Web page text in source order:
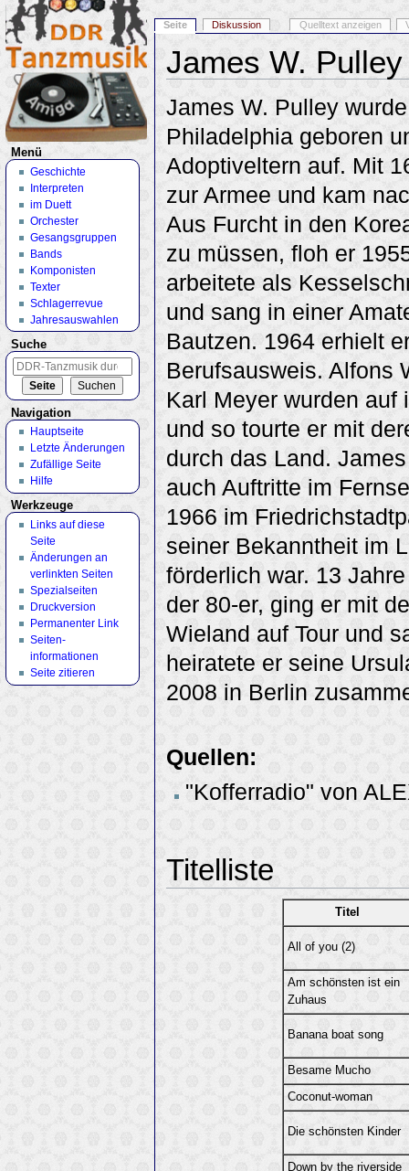
James W. Pulley
James W. Pulley
Philadelphia geboren
Adoptiveltern auf. Mit
zur Armee und kam
Aus Furcht in den
zu müssen, floh er
arbeitete als
und sang in einer
Bautzen. 1964 erhielt
Berufsausweis. Alfons
Karl Meyer wurden auf
und so tourte er mit
durch das Land.
auch Auftritte im
1966 im
seiner Bekanntheit im
förderlich war. 13
der 80-er, ging er mit
Wieland auf Tour und
heiratete er seine
2008 in Berlin
Quellen:
"Kofferradio" von
Titelliste
Titel
All of you (2)
Am schönsten ist ein
Zuhaus
Banana boat song
Besame Mucho
Coconut-woman
Die schönsten Kinder
Down by the riverside
Seite Diskussion Quelltext anzeigen
Menü
Geschichte
Interpreten
im Duett
Orchester
Gesangsgruppen
Bands
Komponisten
Texter
Schlagerrevue
Jahresauswahlen
Suche
Navigation
Hauptseite
Letzte Änderungen
Zufällige Seite
Hilfe
Werkzeuge
Links auf diese
Seite
Änderungen an
verlinkten Seiten
Spezialseiten
Druckversion
Permanenter Link
Seiten­
informationen
Seite zitieren